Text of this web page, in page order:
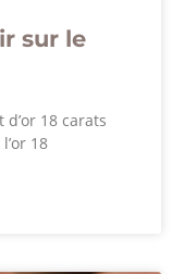
sur le
18 carats
18